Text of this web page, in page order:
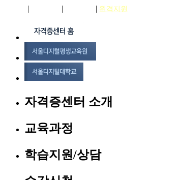
| | | 원격지원
자격증센터 소개
교육과정
학습지원/상담